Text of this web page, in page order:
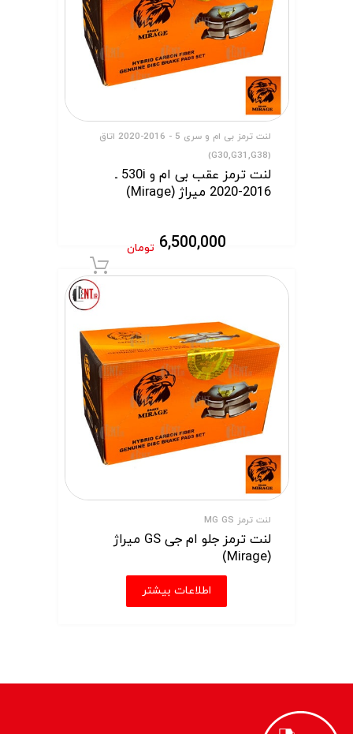
لنت ترمز بی ام و سری 5 - 2016-2020 اتاق
(G30,G31,G38)
لنت ترمز عقب بی ام و 530i ـ
2016-2020 میراژ (Mirage)
6,500,000 تومان
لنت ترمز MG GS
لنت ترمز جلو ام جی GS میراژ
(Mirage)
اطلاعات بیشتر